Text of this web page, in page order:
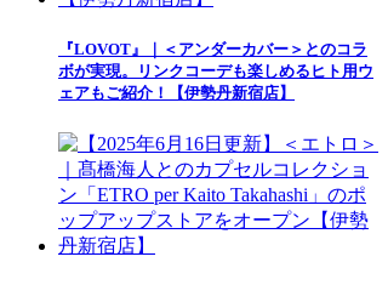
『LOVOT』｜＜アンダーカバー＞とのコラ
ボが実現。リンクコーデも楽しめるヒト用ウ
ェアもご紹介！【伊勢丹新宿店】